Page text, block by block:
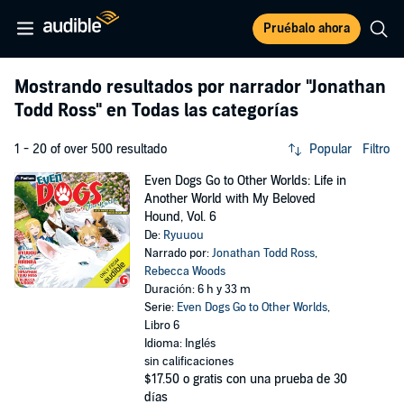
Pruébalo ahora
Mostrando resultados por narrador "Jonathan
Todd Ross" en Todas las categorías
1 - 20 of over 500 resultado Popular Filtro
Even Dogs Go to Other Worlds: Life in
Another World with My Beloved
Hound, Vol. 6
De: Ryuuou
Narrado por:Jonathan Todd Ross,
Rebecca Woods
Duración: 6 h y 33 m
Serie: Even Dogs Go to Other Worlds,
Libro 6
Idioma: Inglés
sin calificaciones
$17.50 o gratis con una prueba de 30
días